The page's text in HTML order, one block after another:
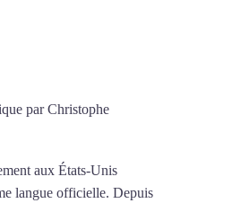
par Christophe
aux États-Unis
langue officielle. Depuis